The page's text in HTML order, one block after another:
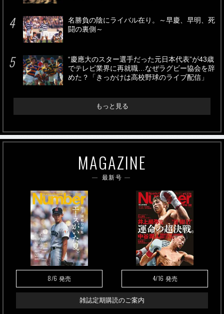
名勝負の陰にライバル在り。～早慶、早明、死
闘の裏側～
“慶應大のスター選手だった元日本代表”が43歳
でテレビ業界に再就職…なぜラグビー協会を辞
めた？「きっかけは高校野球のライブ配信」
もっと見る
MAGAZINE
最新号
8/6 発売 4/16 発売
雑誌定期購読のご案内